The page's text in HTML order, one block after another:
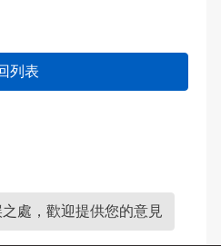
列表
處，歡迎提供您的意見